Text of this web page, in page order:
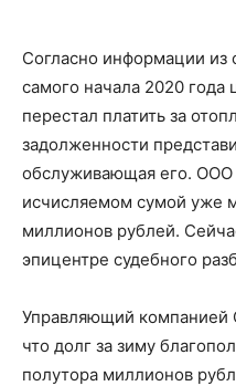
Согласно информации из
самого начала 2020 года
перестал платить за
задолженности
обслуживающая его. ООО
исчисляемом сумой уже
миллионов рублей.
эпицентре судебного
Управляющий компанией
что долг за зиму
полутора миллионов